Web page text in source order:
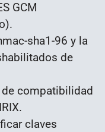
GCM
sha1-96 y la
de
compatibilidad
claves